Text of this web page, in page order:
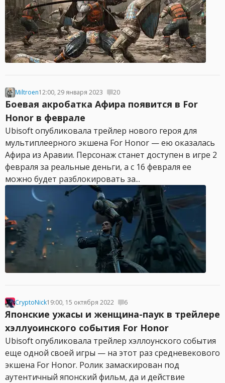
Miltroen12:00, 29 января 2023 20
Боевая акробатка Афира появится в For
Honor в феврале
Ubisoft опубликовала трейлер нового героя для
мультиплеерного экшена For Honor — ею оказалась
Афира из Аравии. Персонаж станет доступен в игре 2
февраля за реальные деньги, а с 16 февраля ее
можно будет разблокировать за...
CryptoNick19:00, 15 октября 2022 6
Японские ужасы и женщина-паук в трейлере
хэллуоинского события For Honor
Ubisoft опубликовала трейлер хэллоунского события
еще одной своей игры — на этот раз средневекового
экшена For Honor. Ролик замаскирован под
аутентичный японский фильм, да и действие